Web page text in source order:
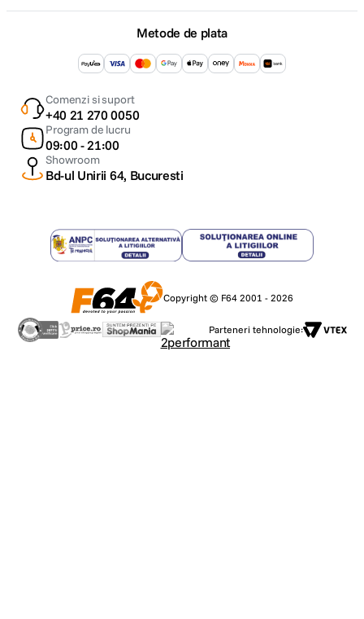
Metode de plata
Comenzi si suport
+40 21 270 0050
Program de lucru
09:00 - 21:00
Showroom
Bd-ul Unirii 64, Bucuresti
Copyright © F64 2001 - 2026
Parteneri tehnologie: